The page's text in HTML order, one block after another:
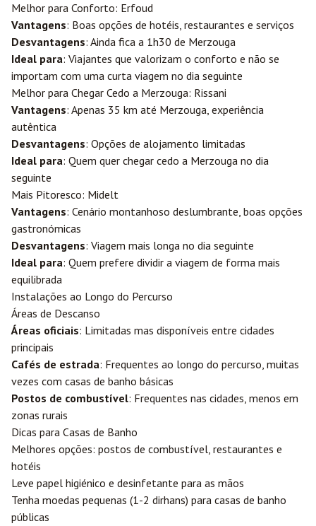
Melhor para Conforto: Erfoud
Vantagens: Boas opções de hotéis, restaurantes e serviços
Desvantagens: Ainda fica a 1h30 de Merzouga
Ideal para: Viajantes que valorizam o conforto e não se
importam com uma curta viagem no dia seguinte
Melhor para Chegar Cedo a Merzouga: Rissani
Vantagens: Apenas 35 km até Merzouga, experiência
autêntica
Desvantagens: Opções de alojamento limitadas
Ideal para: Quem quer chegar cedo a Merzouga no dia
seguinte
Mais Pitoresco: Midelt
Vantagens: Cenário montanhoso deslumbrante, boas opções
gastronómicas
Desvantagens: Viagem mais longa no dia seguinte
Ideal para: Quem prefere dividir a viagem de forma mais
equilibrada
Instalações ao Longo do Percurso
Áreas de Descanso
Áreas oficiais: Limitadas mas disponíveis entre cidades
principais
Cafés de estrada: Frequentes ao longo do percurso, muitas
vezes com casas de banho básicas
Postos de combustível: Frequentes nas cidades, menos em
zonas rurais
Dicas para Casas de Banho
Melhores opções: postos de combustível, restaurantes e
hotéis
Leve papel higiénico e desinfetante para as mãos
Tenha moedas pequenas (1-2 dirhans) para casas de banho
públicas